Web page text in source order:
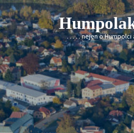
Skip
to
content
. . . . . nejen o